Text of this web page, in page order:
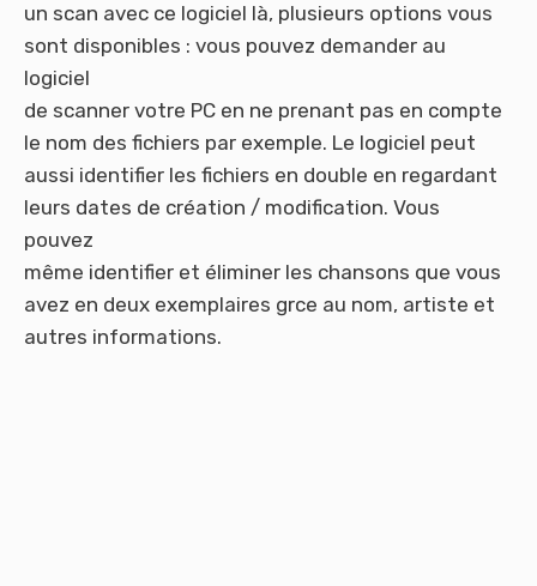
un scan avec ce logiciel là, plusieurs options vous
sont disponibles : vous pouvez demander au
logiciel
de scanner votre PC en ne prenant pas en compte
le nom des fichiers par exemple. Le logiciel peut
aussi identifier les fichiers en double en regardant
leurs dates de création / modification. Vous
pouvez
même identifier et éliminer les chansons que vous
avez en deux exemplaires grce au nom, artiste et
autres informations.